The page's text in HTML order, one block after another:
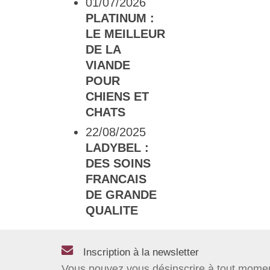
01/07/2026
PLATINUM :
LE MEILLEUR
DE LA
VIANDE
POUR
CHIENS ET
CHATS
22/08/2025
LADYBEL :
DES SOINS
FRANCAIS
DE GRANDE
QUALITE
Inscription à la newsletter